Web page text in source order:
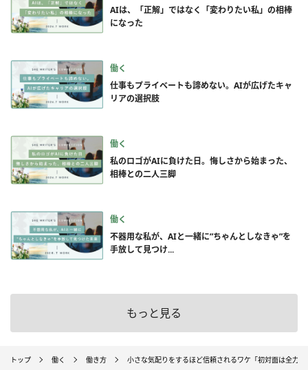
AIは、「正解」ではなく「変わりたい私」の相棒
になった
働く
仕事もプライベートも諦めない。AIが広げたキャ
リアの選択肢
働く
私のロゴがAIに負けた日。悔しさから始まった、
相棒との二人三脚
働く
不器用な私が、AIと一緒に”ちゃんとしなきゃ”を
手放して見つけ...
もっと見る
トップ 働く 働き方 小さな気配りをするほど信頼されるワケ「初対面は全力